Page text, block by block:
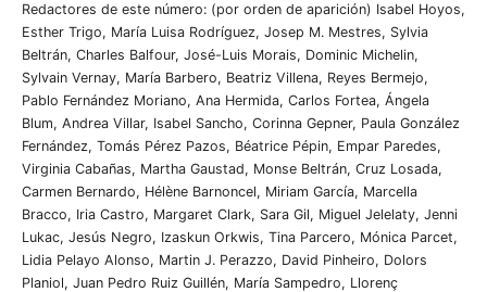
Redactores de este número: (por orden de aparición) Isabel Hoyos,
Esther Trigo, María Luisa Rodríguez, Josep M. Mestres, Sylvia
Beltrán, Charles Balfour, José-Luis Morais, Dominic Michelin,
Sylvain Vernay, María Barbero, Beatriz Villena, Reyes Bermejo,
Pablo Fernández Moriano, Ana Hermida, Carlos Fortea, Ángela
Blum, Andrea Villar, Isabel Sancho, Corinna Gepner, Paula González
Fernández, Tomás Pérez Pazos, Béatrice Pépin, Empar Paredes,
Virginia Cabañas, Martha Gaustad, Monse Beltrán, Cruz Losada,
Carmen Bernardo, Hélène Barnoncel, Miriam García, Marcella
Bracco, Iria Castro, Margaret Clark, Sara Gil, Miguel Jelelaty, Jenni
Lukac, Jesús Negro, Izaskun Orkwis, Tina Parcero, Mónica Parcet,
Lidia Pelayo Alonso, Martin J. Perazzo, David Pinheiro, Dolors
Planiol, Juan Pedro Ruiz Guillén, María Sampedro, Llorenç